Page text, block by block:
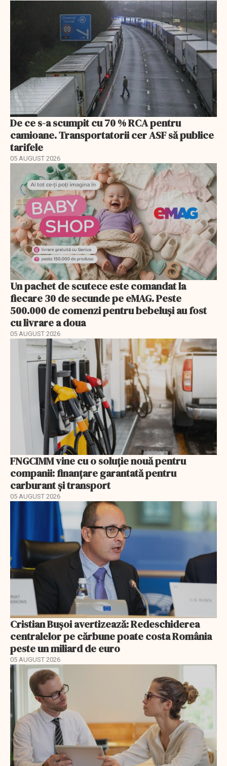
De ce s-a scumpit cu 70 % RCA pentru
camioane. Transportatorii cer ASF să publice
tarifele
05 AUGUST 2026
Un pachet de scutece este comandat la
fiecare 30 de secunde pe eMAG. Peste
500.000 de comenzi pentru bebeluși au fost
cu livrare a doua
05 AUGUST 2026
FNGCIMM vine cu o soluție nouă pentru
companii: finanțare garantată pentru
carburant și transport
05 AUGUST 2026
Cristian Bușoi avertizează: Redeschiderea
centralelor pe cărbune poate costa România
peste un miliard de euro
05 AUGUST 2026